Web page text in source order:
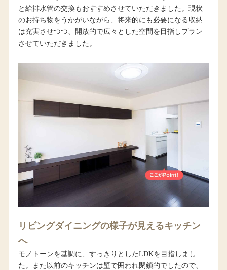
と給排水管の交換もおすすめさせていただきました。現状
のお持ち物をうかがいながら、将来的にも必要になる収納
は充実させつつ、開放的で広々とした空間を目指しプラン
させていただきました。
リビングダイニングの様子が見えるキッチン
へ
モノトーンを基調に、すっきりとしたLDKを目指しまし
た。また以前のキッチンは壁で囲われ閉鎖的でしたので、